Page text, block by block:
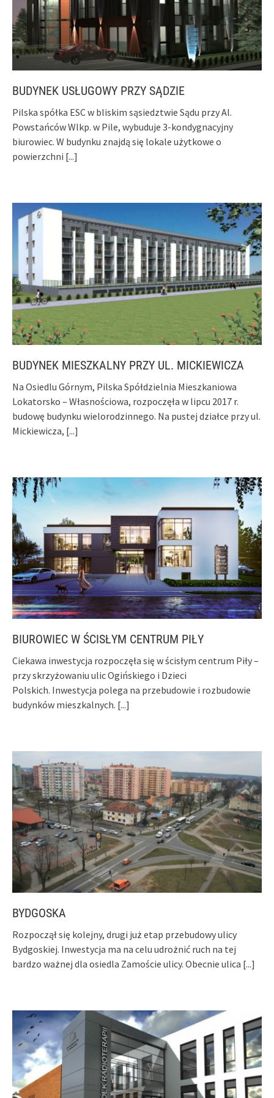
BUDYNEK USŁUGOWY PRZY SĄDZIE
Pilska spółka ESC w bliskim sąsiedztwie Sądu przy Al.
Powstańców Wlkp. w Pile, wybuduje 3-kondygnacyjny
biurowiec. W budynku znajdą się lokale użytkowe o
powierzchni [...]
BUDYNEK MIESZKALNY PRZY UL. MICKIEWICZA
Na Osiedlu Górnym, Pilska Spółdzielnia Mieszkaniowa
Lokatorsko – Własnościowa, rozpoczęła w lipcu 2017 r.
budowę budynku wielorodzinnego. Na pustej działce przy ul.
Mickiewicza, [...]
BIUROWIEC W ŚCISŁYM CENTRUM PIŁY
Ciekawa inwestycja rozpoczęła się w ścisłym centrum Piły –
przy skrzyżowaniu ulic Ogińskiego i Dzieci
Polskich. Inwestycja polega na przebudowie i rozbudowie
budynków mieszkalnych. [...]
BYDGOSKA
Rozpoczął się kolejny, drugi już etap przebudowy ulicy
Bydgoskiej. Inwestycja ma na celu udrożnić ruch na tej
bardzo ważnej dla osiedla Zamoście ulicy. Obecnie ulica [...]